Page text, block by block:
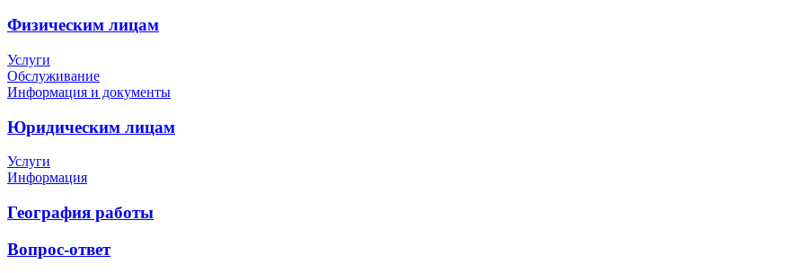
Физическим лицам
Услуги
Обслуживание
Информация и документы
Юридическим лицам
Услуги
Информация
География работы
Вопрос-ответ